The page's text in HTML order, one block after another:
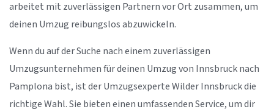
arbeitet mit zuverlässigen Partnern vor Ort zusammen, um
deinen Umzug reibungslos abzuwickeln.
Wenn du auf der Suche nach einem zuverlässigen
Umzugsunternehmen für deinen Umzug von Innsbruck nach
Pamplona bist, ist der Umzugsexperte Wilder Innsbruck die
richtige Wahl. Sie bieten einen umfassenden Service, um dir